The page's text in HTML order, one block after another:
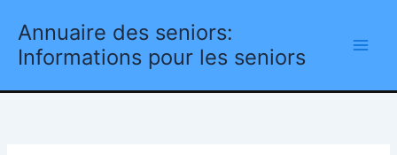
contenu
Annuaire des seniors:
Informations pour les seniors